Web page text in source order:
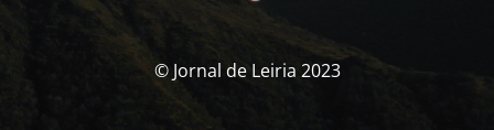
© Jornal de Leiria 2023